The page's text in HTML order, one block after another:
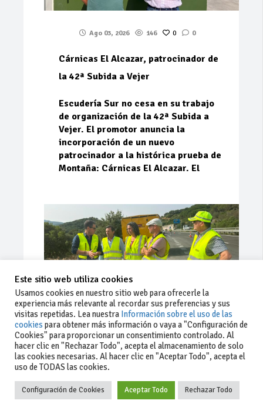
Ago 03, 2026 146 0 0
Cárnicas El Alcazar, patrocinador de
la 42ª Subida a Vejer
Escudería Sur no cesa en su trabajo
de organización de la 42ª Subida a
Vejer. El promotor anuncia la
incorporación de un nuevo
patrocinador a la histórica prueba de
Montaña: Cárnicas El Alcazar. El
Ago 03, 2026 79 0 0
La Junta implementa mejoras en la
A381 por Los Barrios
Este sitio web utiliza cookies
Usamos cookies en nuestro sitio web para ofrecerle la
experiencia más relevante al recordar sus preferencias y sus
visitas repetidas. Lea nuestra Información sobre el uso de las
cookies para obtener más información o vaya a "Configuración de
Cookies" para proporcionar un consentimiento controlado. Al
hacer clic en "Rechazar Todo", acepta el almacenamiento de solo
las cookies necesarias. Al hacer clic en "Aceptar Todo", acepta el
uso de TODAS las cookies.
Configuración de Cookies Aceptar Todo Rechazar Todo